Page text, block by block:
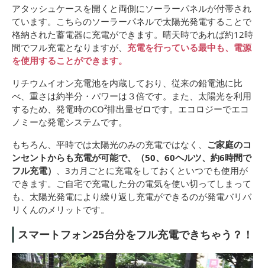
アタッシュケースを開くと両側にソーラーパネルが付帯され
ています。こちらのソーラーパネルで太陽光発電することで
格納された蓄電器に充電ができます。晴天時であれば約12時
間でフル充電となりますが、 充電を行っている最中も、電源
を使用することができます。
リチウムイオン充電池を内蔵しており、従来の鉛電池に比
べ、重さは約半分・パワーは３倍です。また、太陽光を利用
するため、発電時のCO²排出量ゼロです。エコロジーでエコ
ノミーな発電システムです。
もちろん、平時では太陽光のみの充電ではなく、 ご家庭のコ
ンセントからも充電が可能で、（50、60ヘルツ、約6時間で
フル充電） 、3カ月ごとに充電をしておくといつでも使用が
できます。ご自宅で充電した分の電気を使い切ってしまって
も、太陽光発電により繰り返し充電ができるのが発電バリバ
リくんのメリットです。
スマートフォン25台分をフル充電できちゃう？！